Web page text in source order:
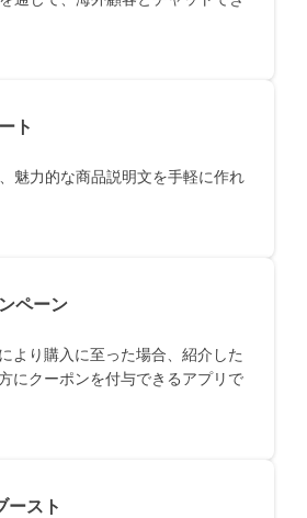
ト
魅力的な商品説明文を手軽に作れ
ペーン
より購入に至った場合、紹介した
にクーポンを付与できるアプリで
ースト